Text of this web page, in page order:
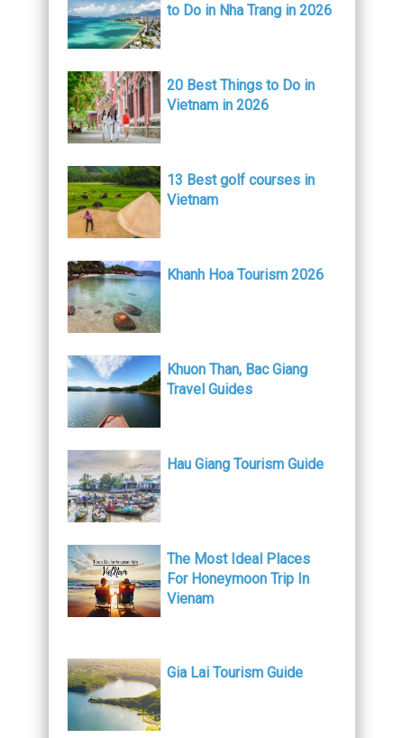
to Do in Nha Trang in 2026
20 Best Things to Do in
Vietnam in 2026
13 Best golf courses in
Vietnam
Khanh Hoa Tourism 2026
Khuon Than, Bac Giang
Travel Guides
Hau Giang Tourism Guide
The Most Ideal Places
For Honeymoon Trip In
Vienam
Gia Lai Tourism Guide